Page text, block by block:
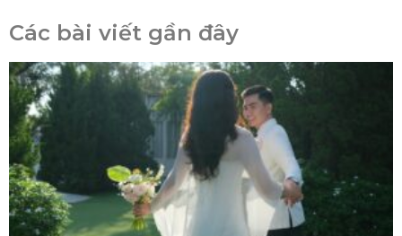
Các bài viết gần đây